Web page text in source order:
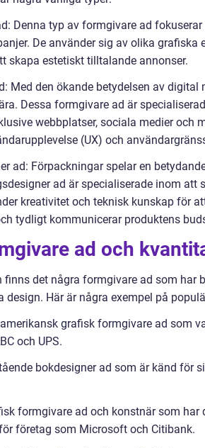
Denna typ av formgivare ad
De använder sig av olika grafiska
skapa estetiskt tilltalande annonser.
Med den ökande betydelsen av
Dessa formgivare ad är
webbplatser, sociala medier och
(UX) och
ad: Förpackningar spelar en
ad är specialiserade inom
kreativitet och teknisk kunskap för
tydligt kommunicerar produktens
ad och
finns det några formgivare ad som
design. Här är några exempel på
grafisk formgivare ad som
och UPS.
bokdesigner ad som är känd för
formgivare ad och konstnär som har
företag som Microsoft och Citibank.